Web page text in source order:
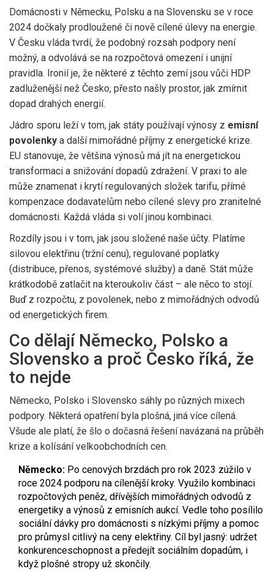
Domácnosti v Německu, Polsku a na Slovensku se v roce
2024 dočkaly prodloužené či nově cílené úlevy na energie.
V Česku vláda tvrdí, že podobný rozsah podpory není
možný, a odvolává se na rozpočtová omezení i unijní
pravidla. Ironií je, že některé z těchto zemí jsou vůči HDP
zadluženější než Česko, přesto našly prostor, jak zmírnit
dopad drahých energií.
Jádro sporu leží v tom, jak státy používají výnosy z emisní
povolenky a další mimořádné příjmy z energetické krize.
EU stanovuje, že většina výnosů má jít na energetickou
transformaci a snižování dopadů zdražení. V praxi to ale
může znamenat i krytí regulovaných složek tarifu, přímé
kompenzace dodavatelům nebo cílené slevy pro zranitelné
domácnosti. Každá vláda si volí jinou kombinaci.
Rozdíly jsou i v tom, jak jsou složené naše účty. Platíme
silovou elektřinu (tržní cenu), regulované poplatky
(distribuce, přenos, systémové služby) a daně. Stát může
krátkodobě zatlačit na kteroukoliv část – ale něco to stojí.
Buď z rozpočtu, z povolenek, nebo z mimořádných odvodů
od energetických firem.
Co dělají Německo, Polsko a
Slovensko a proč Česko říká, že
to nejde
Německo, Polsko i Slovensko sáhly po různých mixech
podpory. Některá opatření byla plošná, jiná více cílená.
Všude ale platí, že šlo o dočasná řešení navázaná na průběh
krize a kolísání velkoobchodních cen.
Německo: Po cenových brzdách pro rok 2023 zúžilo v
roce 2024 podporu na cílenější kroky. Využilo kombinaci
rozpočtových peněz, dřívějších mimořádných odvodů z
energetiky a výnosů z emisních aukcí. Vedle toho posílilo
sociální dávky pro domácnosti s nízkými příjmy a pomoc
pro průmysl citlivý na ceny elektřiny. Cíl byl jasný: udržet
konkurenceschopnost a předejít sociálním dopadům, i
když plošné stropy už skončily.